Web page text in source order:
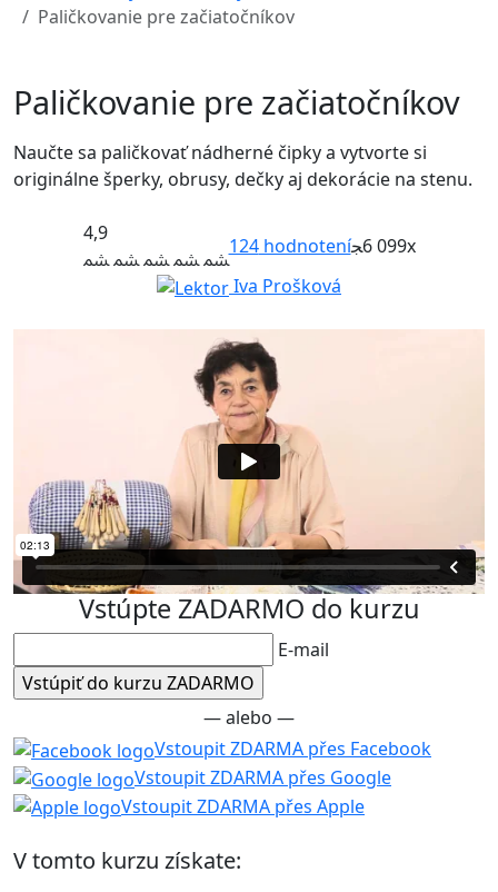
Paličkovanie pre začiatočníkov
Paličkovanie pre začiatočníkov
Naučte sa paličkovať nádherné čipky a vytvorte si
originálne šperky, obrusy, dečky aj dekorácie na stenu.
4,9
124hodnotení 6 099x
Iva Prošková
Vstúpte ZADARMO do kurzu
E-mail
— alebo —
Vstoupit ZDARMA přes Facebook
Vstoupit ZDARMA přes Google
Vstoupit ZDARMA přes Apple
V tomto kurzu získate: